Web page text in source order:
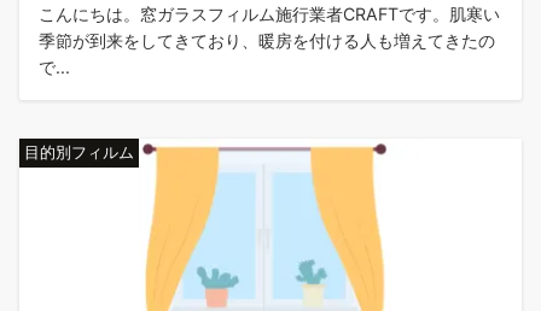
こんにちは。窓ガラスフィルム施行業者CRAFTです。肌寒い
季節が到来をしてきており、暖房を付ける人も増えてきたの
で...
目的別フィルム